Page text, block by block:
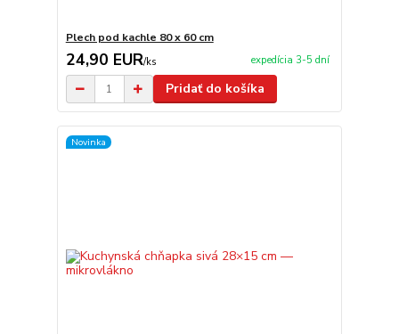
Plech pod kachle 80 x 60 cm
24,90 EUR/ks expedícia 3-5 dní
Pridať do košíka
Novinka